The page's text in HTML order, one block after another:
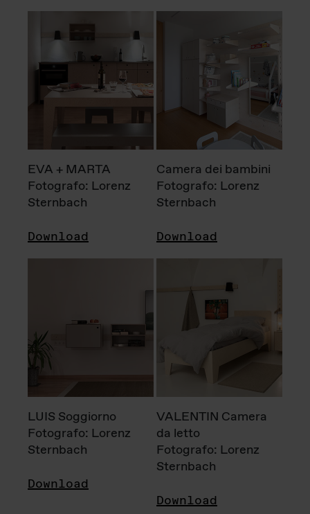
EVA + MARTA
Fotografo: Lorenz
Sternbach
Download
Camera dei bambini
Fotografo: Lorenz
Sternbach
Download
LUIS Soggiorno
Fotografo: Lorenz
Sternbach
Download
VALENTIN Camera
da letto
Fotografo: Lorenz
Sternbach
Download